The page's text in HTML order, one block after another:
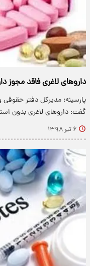
دارو‌های لاغری فاقد مجوز
پارسینه: مدیرکل دفتر حقوقی
گفت: دارو‌های لاغری بدون
۶ تیر ۱۳۹۸